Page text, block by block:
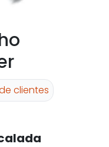
clientes